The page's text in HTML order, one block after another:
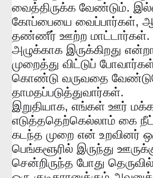
வைத்திருக்க வேண்டும்.
கோப்பையை வைப்பார்கள்,
தண்ணீர் ஊற்ற மாட்டார்கள்.
அழுக்காக இருக்கிறது
முறைத்து விட்டுப்
கொண்டு வருவதை
தாமதப்படுத்துவார்கள்.
இறுதியாக, எங்கள் ஊர்
எடுத்ததெற்கெல்லாம் கை
கடந்த முறை என் உறவினர்
பெங்களூரில் இருந்து
சென்றிருந்த போது தெருவில்